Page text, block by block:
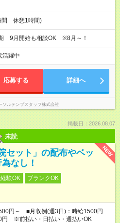
間 休憩1時間)
9月開始も相談OK ※8月～！
活躍中
応募する 詳細へ
ソルテンプスタッフ株式会社
掲載日：2026.08.07
未読
NEW
セット」の配布やベッ
なし！
験OK
ブランクOK
円～ ■月収例(週3日)：時給1500円
円 ※前払い・日払い・週払いOK